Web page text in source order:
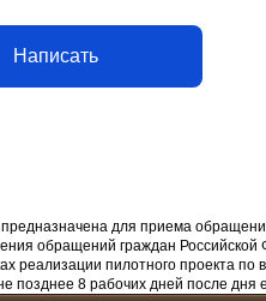
Написать
для приема
обращений граждан
реализации пилотного проекта
позднее 8 рабочих дней после дня